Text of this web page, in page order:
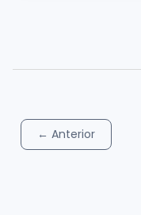
← Anterior